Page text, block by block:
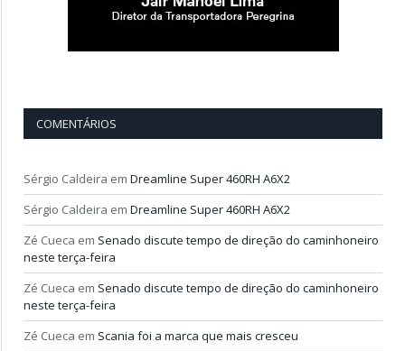
COMENTÁRIOS
Sérgio Caldeira em Dreamline Super 460RH A6X2
Sérgio Caldeira em Dreamline Super 460RH A6X2
Zé Cueca em Senado discute tempo de direção do caminhoneiro
neste terça-feira
Zé Cueca em Senado discute tempo de direção do caminhoneiro
neste terça-feira
Zé Cueca em Scania foi a marca que mais cresceu